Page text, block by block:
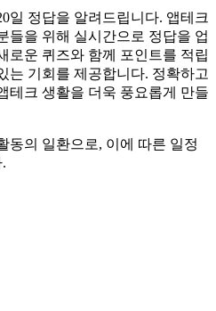
일 정답을 알려드립니다. 앱테크
들을 위해 실시간으로 정답을 업
로운 퀴즈와 함께 포인트를 적립
는 기회를 제공합니다. 정확하고
테크 생활을 더욱 풍요롭게 만들
동의 일환으로, 이에 따른 일정